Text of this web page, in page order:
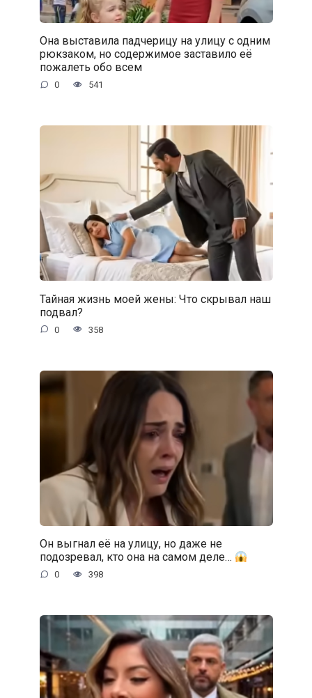
Она выставила падчерицу на улицу с одним
рюкзаком, но содержимое заставило её
пожалеть обо всем
0 541
Тайная жизнь моей жены: Что скрывал наш
подвал?
0 358
Он выгнал её на улицу, но даже не
подозревал, кто она на самом деле…
0 398